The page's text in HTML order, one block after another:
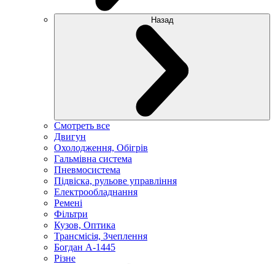
Назад
Смотреть все
Двигун
Охолодження, Обігрів
Гальмівна система
Пневмосистема
Підвіска, рульове управління
Електрообладнання
Ремені
Фільтри
Кузов, Оптика
Трансмісія, Зчеплення
Богдан А-1445
Різне